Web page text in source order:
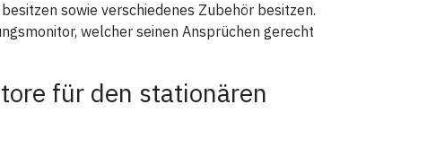
sowie verschiedenes Zubehör besitzen.
welcher seinen Ansprüchen gerecht
für den stationären